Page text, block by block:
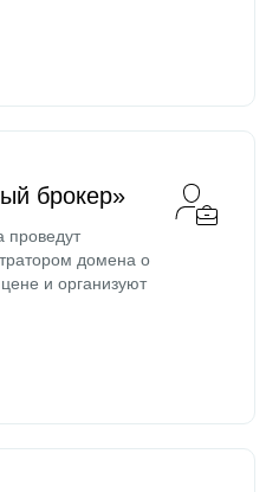
брокер»
проведут
домена о
и организуют